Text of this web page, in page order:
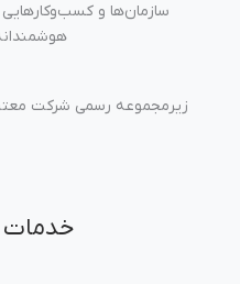
سازمان‌ها و
زیرمجموعه رسمی شرکت